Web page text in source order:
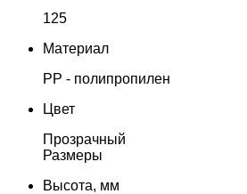
125
Материал
PP - полипропилен
Цвет
Прозрачный
Размеры
Высота, мм